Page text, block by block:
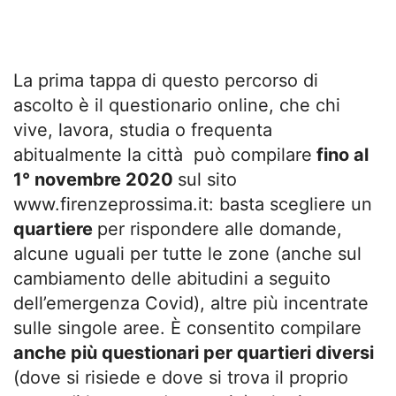
La prima tappa di questo percorso di
ascolto è il questionario online, che chi
vive, lavora, studia o frequenta
abitualmente la città può compilare fino al
1° novembre 2020 sul sito
www.firenzeprossima.it: basta scegliere un
quartiere per rispondere alle domande,
alcune uguali per tutte le zone (anche sul
cambiamento delle abitudini a seguito
dell’emergenza Covid), altre più incentrate
sulle singole aree. È consentito compilare
anche più questionari per quartieri diversi
(dove si risiede e dove si trova il proprio